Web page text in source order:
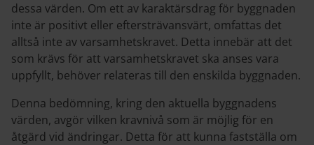
dessa värden. Om ett av karaktärsdrag för byggnaden
inte är positivt eller eftersträvansvärt, omfattas det
alltså inte av varsamhetskravet. Detta innebär att det
som krävs för att varsamhetskravet ska anses vara
uppfyllt, behöver relateras till den enskilda byggnaden.
Denna bedömning, kring den aktuella byggnadens
värden, avgör vilken kravnivå som är möjlig för en
åtgärd vid ändringar. Detta för att kunna fastställa om